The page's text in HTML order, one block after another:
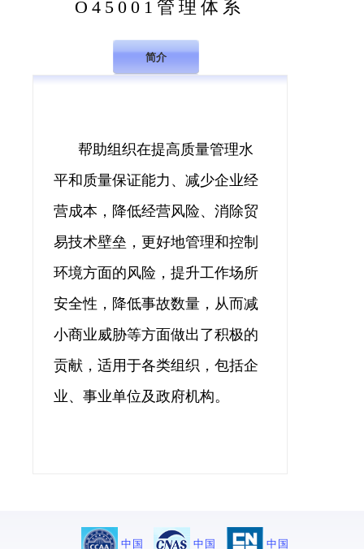
O45001管理体系
简介
帮助组织在提高质量管理水
平和质量保证能力、减少企业经
营成本，降低经营风险、消除贸
易技术壁垒，更好地管理和控制
环境方面的风险，提升工作场所
安全性，降低事故数量，从而减
小商业威胁等方面做出了积极的
贡献，适用于各类组织，包括企
业、事业单位及政府机构。
中国 中国 中国